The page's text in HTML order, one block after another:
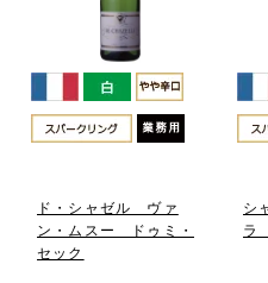
ド・シャゼル ヴァ
ン・ムスー ドゥミ・
セック
シ
ラ